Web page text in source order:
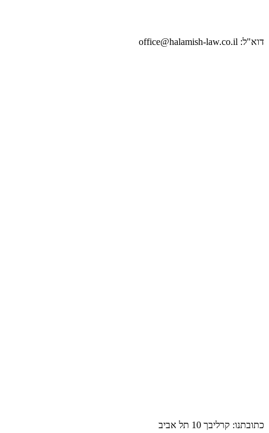
דוא"ל: office@halamish-law.co.il
כתובתנו: קרליבך 10 תל אביב